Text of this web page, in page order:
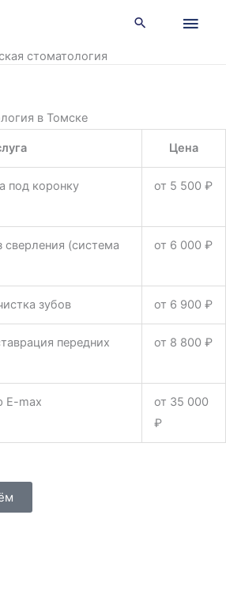
стоматология
в Томске
Цена
под коронку
от 5 500 ₽
сверления (система
от 6 000 ₽
зубов от 6 900 ₽
передних
от 8 800 ₽
E-max
от 35 000
₽